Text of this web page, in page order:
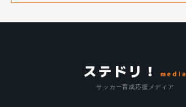
ステドリ！ media
サッカー育成応援メディア